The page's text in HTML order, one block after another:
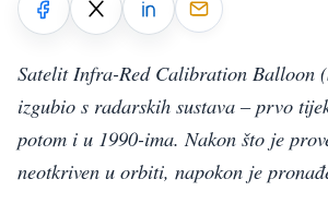
Satelit Infra-Red Calibration Balloon
izgubio s radarskih sustava – prvo
potom i u 1990-ima. Nakon što je
neotkriven u orbiti, napokon je